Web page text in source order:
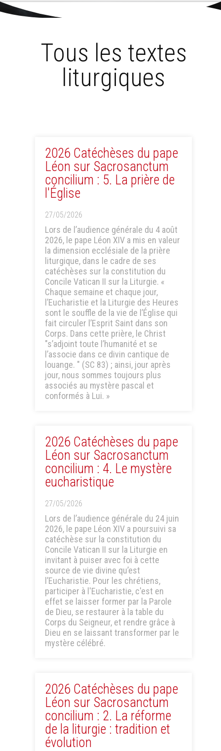
Aller
contenu.
Outils
personnels
Accueil
Tous les textes
liturgiques
2026 Catéchèses du pape
Léon sur Sacrosanctum
concilium : 5. La prière de
l'Église
27/05/2026
Lors de l’audience générale du 4 août
2026, le pape Léon XIV a mis en valeur
la dimension ecclésiale de la prière
liturgique, dans le cadre de ses
catéchèses sur la constitution du
Concile Vatican II sur la Liturgie. «
Chaque semaine et chaque jour,
l’Eucharistie et la Liturgie des Heures
sont le souffle de la vie de l’Église qui
fait circuler l’Esprit Saint dans son
Corps. Dans cette prière, le Christ
"s’adjoint toute l’humanité et se
l’associe dans ce divin cantique de
louange. " (SC 83) ; ainsi, jour après
jour, nous sommes toujours plus
associés au mystère pascal et
conformés à Lui. »
2026 Catéchèses du pape
Léon sur Sacrosanctum
concilium : 4. Le mystère
eucharistique
27/05/2026
Lors de l’audience générale du 24 juin
2026, le pape Léon XIV a poursuivi sa
catéchèse sur la constitution du
Concile Vatican II sur la Liturgie en
invitant à puiser avec foi à cette
source de vie divine qu’est
l’Eucharistie. Pour les chrétiens,
participer à l'Eucharistie, c'est en
effet se laisser former par la Parole
de Dieu, se restaurer à la table du
Corps du Seigneur, et rendre grâce à
Dieu en se laissant transformer par le
mystère célébré.
2026 Catéchèses du pape
Léon sur Sacrosanctum
concilium : 2. La réforme
de la liturgie : tradition et
évolution